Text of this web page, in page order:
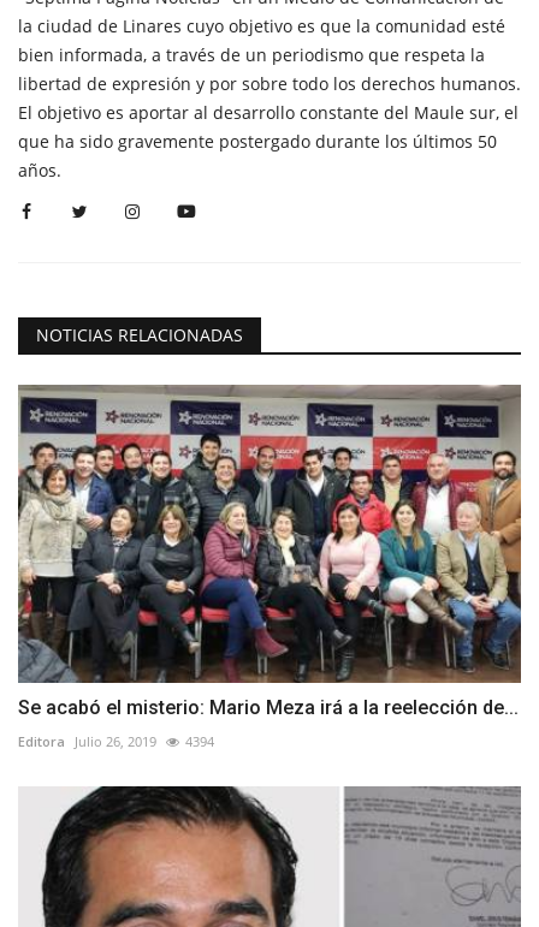
la ciudad de Linares cuyo objetivo es que la comunidad esté
bien informada, a través de un periodismo que respeta la
libertad de expresión y por sobre todo los derechos humanos.
El objetivo es aportar al desarrollo constante del Maule sur, el
que ha sido gravemente postergado durante los últimos 50
años.
NOTICIAS RELACIONADAS
Se acabó el misterio: Mario Meza irá a la reelección de...
Editora Julio 26, 2019 4394